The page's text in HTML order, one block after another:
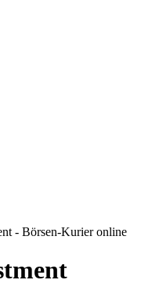
- Börsen-Kurier online